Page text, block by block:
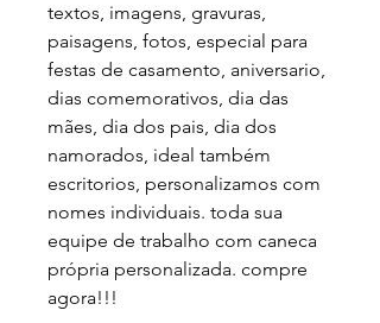
textos, imagens, gravuras,
paisagens, fotos, especial para
festas de casamento, aniversario,
dias comemorativos, dia das
mães, dia dos pais, dia dos
namorados, ideal também
escritorios, personalizamos com
nomes individuais. toda sua
equipe de trabalho com caneca
própria personalizada. compre
agora!!!